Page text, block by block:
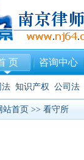
页 咨询中心
法 知识产权 公司法
站首页 >> 看守所